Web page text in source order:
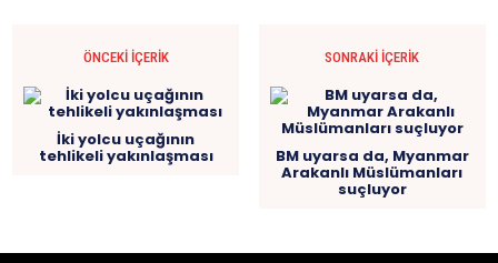
ÖNCEKI İÇERIK
İki yolcu uçağının
tehlikeli yakınlaşması
SONRAKI İÇERIK
BM uyarsa da, Myanmar
Arakanlı Müslümanları
suçluyor